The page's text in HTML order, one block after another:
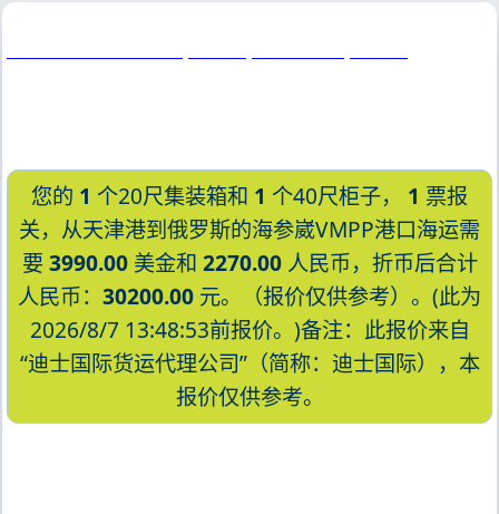
您的 1 个20尺集装箱和 1 个40尺柜子， 1 票报
关，从天津港到俄罗斯的海参崴VMPP港口海运需
要3990.00美金和 2270.00人民币，折币后合计
人民币： 30200.00 元。（报价仅供参考）。(此为
2026/8/7 13:48:53前报价。)备注：此报价来自
“迪士国际货运代理公司”（简称：迪士国际），本
报价仅供参考。